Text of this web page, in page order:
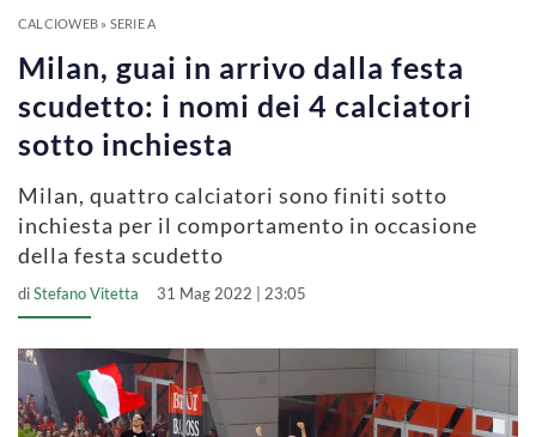
CALCIOWEB» SERIE A
Milan, guai in arrivo dalla festa
scudetto: i nomi dei 4 calciatori
sotto inchiesta
Milan, quattro calciatori sono finiti sotto
inchiesta per il comportamento in occasione
della festa scudetto
diStefano Vitetta 31 Mag 2022 | 23:05